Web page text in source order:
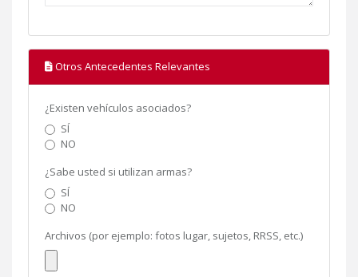
Otros Antecedentes Relevantes
¿Existen vehículos asociados?
SÍ
NO
¿Sabe usted si utilizan armas?
SÍ
NO
Archivos (por ejemplo: fotos lugar, sujetos, RRSS, etc.)